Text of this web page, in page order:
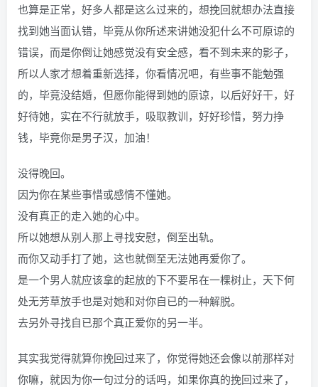
也算是正常，好多人都是这么过来的，想挽回就想办法直接
找到她当面认错，毕竟从你所述来讲她没犯什么不可原谅的
错误，而是你倒让她感觉没有安全感，看不到未来的影子，
所以人家才想着重新选择，你看情况吧，有些事不能勉强
的，毕竟没结婚，但愿你能得到她的原谅，以后好好干，好
好待她，实在不行就放手，吸取教训，好好珍惜，努力挣
钱，毕竟你是男子汉，加油！
没得晚回。
因为你在某些事惜或感情不懂她。
没有真正的走入她的心中。
所以她想从别人那上寻找安慰，倒至出轨。
而你又动手打了她，这也就倒至无法她再爱你了。
是一个男人就应该拿的起放的下不要吊在一棵树止，天下何
处无芳草放手也是对她和对你自已的一种解脱。
去另外寻找自已那个真正爱你的另一半。
其实我觉得就算你挽回过来了，你觉得她还会像以前那样对
你嘛，就因为你一句过分的话吗，如果你真的挽回过来了，